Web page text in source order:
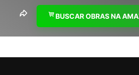
BUSCAR OBRAS NA